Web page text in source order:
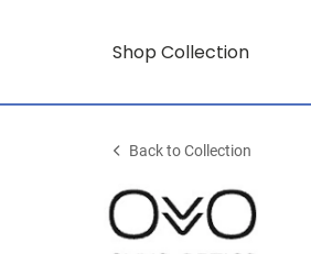
Shop Collection
Back to Collection